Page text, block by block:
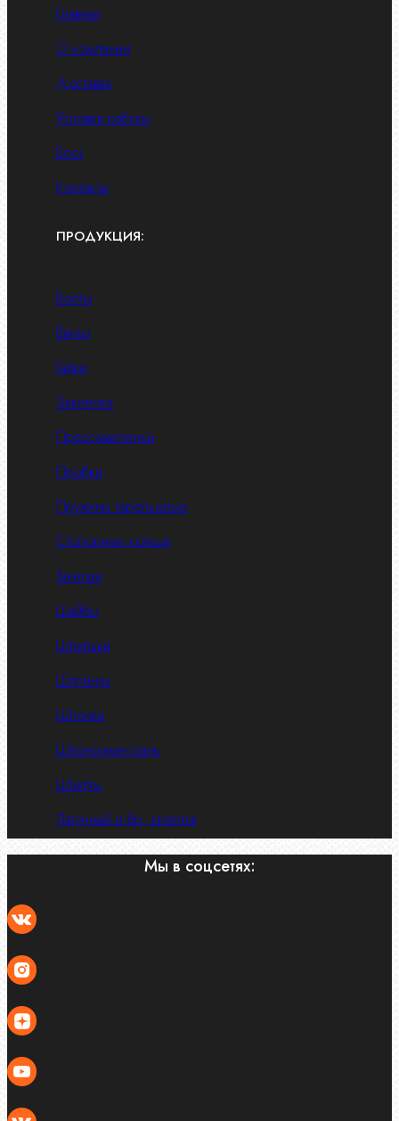
Главная
О компании
Доставка
Условия работы
Блог
Контакты
ПРОДУКЦИЯ:
Болты
Винты
Гайки
Заклепки
Пресс-масленки
Пробки
Пружины тарельчатые
Стопорные кольца
Такелаж
Шайбы
Шпильки
Шплинты
Шпонки
Шпоночная сталь
Штифты
Латунный и бр. крепеж
Мы в соцсетях: